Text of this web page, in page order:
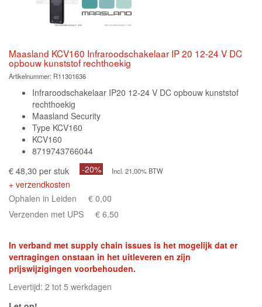
Maasland KCV160 Infraroodschakelaar IP 20 12-24 V DC
opbouw kunststof rechthoekig
Artikelnummer: R11301636
Infraroodschakelaar IP20 12-24 V DC opbouw kunststof
rechthoekig
Maasland Security
Type KCV160
KCV160
8719743766044
€ 48,30 per stuk
-20% Incl. 21,00% BTW
+ verzendkosten
Ophalen in Leiden
€ 0,00
Verzenden met UPS
€ 6,50
In verband met supply chain issues is het mogelijk dat er
vertragingen onstaan in het uitleveren en zijn
prijswijzigingen voorbehouden.
Levertijd: 2 tot 5 werkdagen